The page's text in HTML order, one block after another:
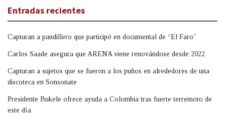
Entradas recientes
Capturan a pandillero que participó en documental de “El Faro”
Carlos Saade asegura que ARENA viene renovándose desde 2022
Capturan a sujetos que se fueron a los puños en alrededores de una
discoteca en Sonsonate
Presidente Bukele ofrece ayuda a Colombia tras fuerte terremoto de
este día